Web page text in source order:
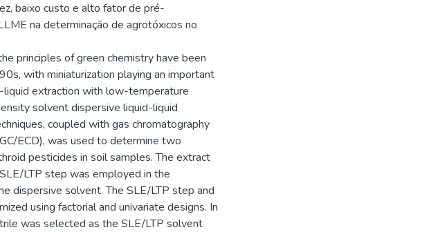
baixo custo e alto fator de pré-
na determinação de agrotóxicos no
principles of green chemistry have been
with miniaturization playing an important
liquid extraction with low-temperature
solvent dispersive liquid-liquid
coupled with gas chromatography
ECD), was used to determine two
pesticides in soil samples. The extract
LTP step was employed in the
dispersive solvent. The SLE/LTP step and
using factorial and univariate designs. In
was selected as the SLE/LTP solvent